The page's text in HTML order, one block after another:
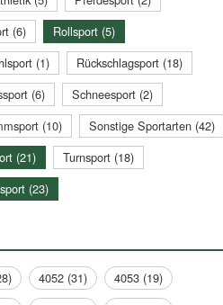
(6)
Rollsport (5)
(1)
Rückschlagsport (18)
(6)
Schneesport (2)
(10)
Sonstige Sportarten (42)
(21)
Turnsport (18)
(23)
4052 (31)
4053 (19)